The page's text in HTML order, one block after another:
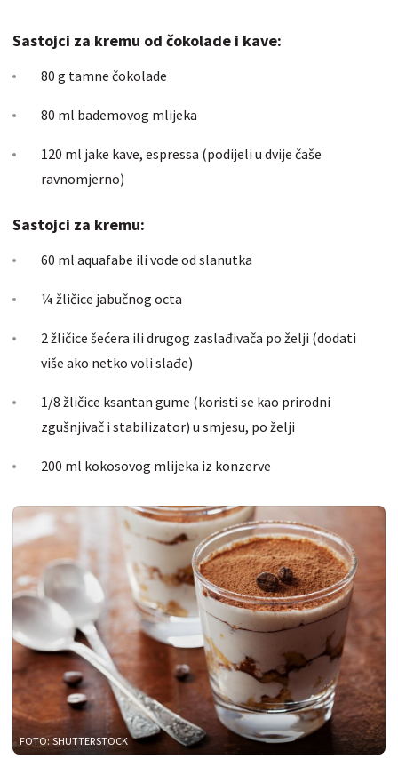
Sastojci za kremu od čokolade i kave:
80 g tamne čokolade
80 ml bademovog mlijeka
120 ml jake kave, espressa (podijeli u dvije čaše
ravnomjerno)
Sastojci za kremu:
60 ml aquafabe ili vode od slanutka
¼ žličice jabučnog octa
2 žličice šećera ili drugog zaslađivača po želji (dodati
više ako netko voli slađe)
1/8 žličice ksantan gume (koristi se kao prirodni
zgušnjivač i stabilizator) u smjesu, po želji
200 ml kokosovog mlijeka iz konzerve
FOTO: SHUTTERSTOCK